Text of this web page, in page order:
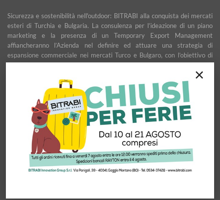
×
Sicurezza e sostenibilità nell'outdoor: BITRABI alla conquista dei mercati
esteri di Turchia e Bulgaria. La consulenza per l’ideazione di un piano
marketing e la presenza di un Temporary Export Management
affiancheranno l’Azienda nel definire ed attuare una strategia di
espansione commerciale nei mercati Turco e Bulgaro, con l’obiettivo di
garantire uno sviluppo stabile e duraturo.